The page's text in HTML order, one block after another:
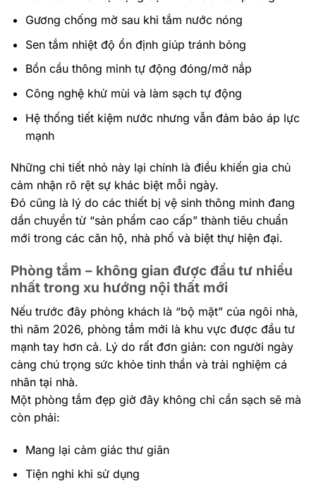
Gương chống mờ sau khi tắm nước nóng
Sen tắm nhiệt độ ổn định giúp tránh bỏng
Bồn cầu thông minh tự động đóng/mở nắp
Công nghệ khử mùi và làm sạch tự động
Hệ thống tiết kiệm nước nhưng vẫn đảm bảo áp lực
mạnh
Những chi tiết nhỏ này lại chính là điều khiến gia chủ
cảm nhận rõ rệt sự khác biệt mỗi ngày.
Đó cũng là lý do các thiết bị vệ sinh thông minh đang
dần chuyển từ “sản phẩm cao cấp” thành tiêu chuẩn
mới trong các căn hộ, nhà phố và biệt thự hiện đại.
Phòng tắm – không gian được đầu tư nhiều
nhất trong xu hướng nội thất mới
Nếu trước đây phòng khách là “bộ mặt” của ngôi nhà,
thì năm 2026, phòng tắm mới là khu vực được đầu tư
mạnh tay hơn cả. Lý do rất đơn giản: con người ngày
càng chú trọng sức khỏe tinh thần và trải nghiệm cá
nhân tại nhà.
Một phòng tắm đẹp giờ đây không chỉ cần sạch sẽ mà
còn phải:
Mang lại cảm giác thư giãn
Tiện nghi khi sử dụng